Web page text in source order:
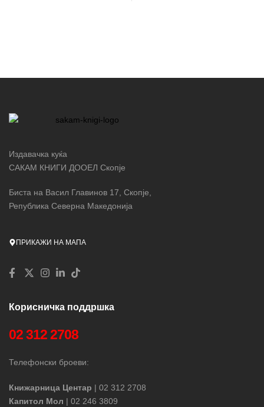
Издавачка куќа
САКАМ КНИГИ ДООЕЛ Скопје
Биста на Васил Главинов 17, Скопје,
Република Северна Македонија
ПРИКАЖИ НА МАПА
Корисничка поддршка
02 312 2708
Телефонски броеви:
Книжарница Центар | 02 312 2708
Капитол Мол | 02 246 3809